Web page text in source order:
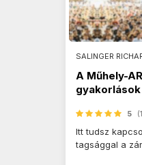
SALINGER
A Műhely-
gyakorlások
5
Itt tudsz
tagsággal a